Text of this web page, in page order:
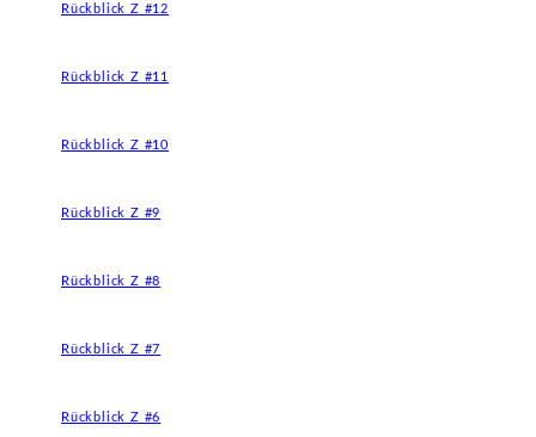
Rückblick Z #12
Rückblick Z #11
Rückblick Z #10
Rückblick Z #9
Rückblick Z #8
Rückblick Z #7
Rückblick Z #6